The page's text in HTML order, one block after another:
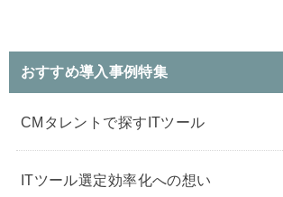
おすすめ導入事例特集
CMタレントで探すITツール
ITツール選定効率化への想い